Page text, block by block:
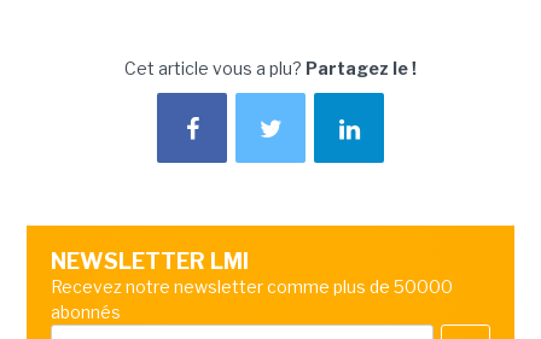
Cet article vous a plu? Partagez le !
NEWSLETTER LMI
Recevez notre newsletter comme plus de 50000
abonnés